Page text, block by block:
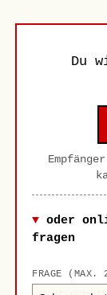
Du
oder
fragen
FRAGE (MAX.